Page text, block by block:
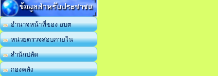
ข้อมูลสำหรับประชาชน
อำนาจหน้าที่ของ อบต
หน่วยตรวจสอบภายใน
สำนักปลัด
กองคลัง